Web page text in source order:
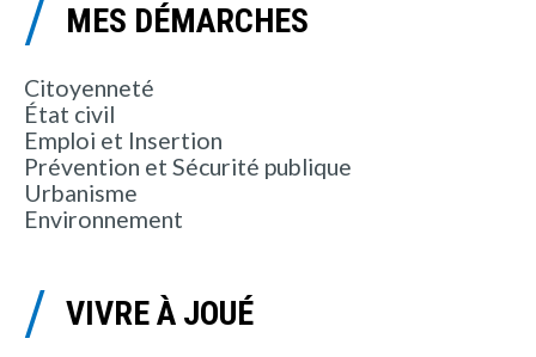
MES DÉMARCHES
Citoyenneté
État civil
Emploi et Insertion
Prévention et Sécurité publique
Urbanisme
Environnement
VIVRE À JOUÉ